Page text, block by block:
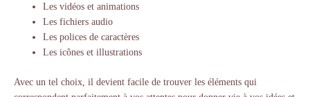
Les vidéos et animations
Les fichiers audio
Les polices de caractères
Les icônes et illustrations
Avec un tel choix, il devient facile de trouver les éléments qui